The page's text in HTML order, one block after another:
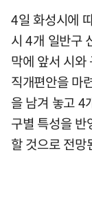
4일 화성시에
시 4개 일반구
막에 앞서 시
직개편안을 마
을 남겨 놓고 4
구별 특성을
할 것으로 전망